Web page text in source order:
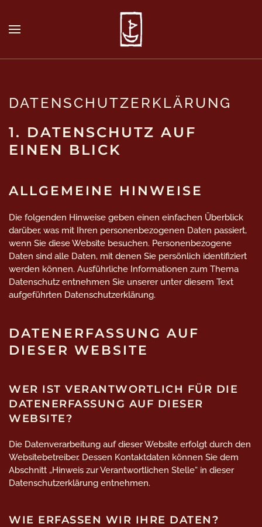
DATENSCHUTZ­ERKLÄRUNG
1. DATENSCHUTZ AUF
EINEN BLICK
ALLGEMEINE HINWEISE
Die folgenden Hinweise geben einen einfachen Überblick
darüber, was mit Ihren personenbezogenen Daten passiert,
wenn Sie diese Website besuchen. Personenbezogene
Daten sind alle Daten, mit denen Sie persönlich identifiziert
werden können. Ausführliche Informationen zum Thema
Datenschutz entnehmen Sie unserer unter diesem Text
aufgeführten Datenschutzerklärung.
DATENERFASSUNG AUF
DIESER WEBSITE
WER IST VERANTWORTLICH FÜR DIE
DATENERFASSUNG AUF DIESER
WEBSITE?
Die Datenverarbeitung auf dieser Website erfolgt durch den
Websitebetreiber. Dessen Kontaktdaten können Sie dem
Abschnitt „Hinweis zur Verantwortlichen Stelle“ in dieser
Datenschutzerklärung entnehmen.
WIE ERFASSEN WIR IHRE DATEN?